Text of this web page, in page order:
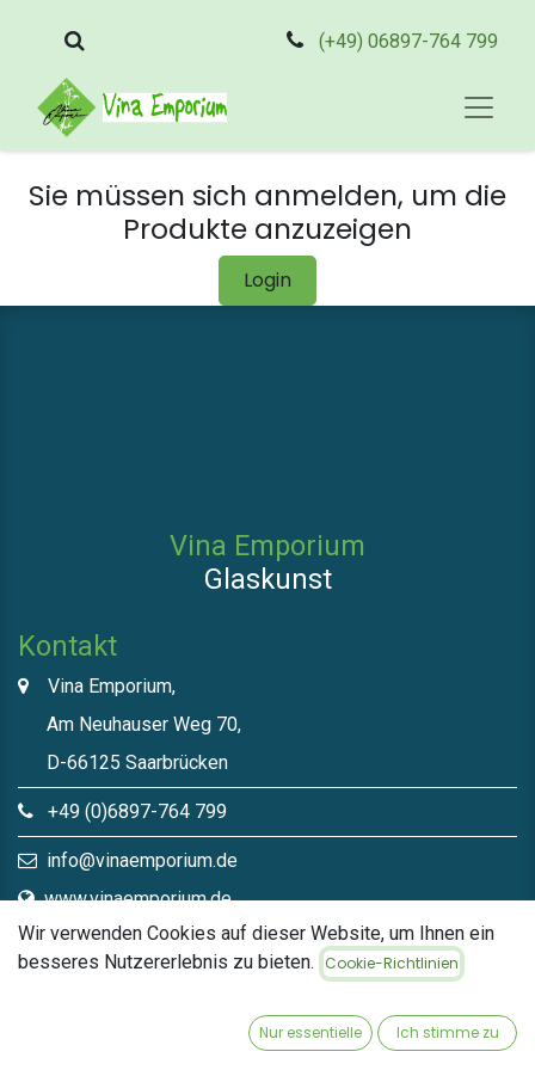
(+49) 06897-764 799
Sie müssen sich anmelden, um die
Produkte anzuzeigen
Login
Vina Emporium
Glaskunst
Kontakt
Vina Emporium,
Am Neuhauser Weg 70,
D-66125 Saarbrücken
+49 (0)6897-764 799
info@vinaemporium.de
www.vinaemporium.de
Direktlinks​
Wir verwenden Cookies auf dieser Website, um Ihnen ein
besseres Nutzererlebnis zu bieten.
Cookie-Richtlinien
Nur essentielle Ich stimme zu